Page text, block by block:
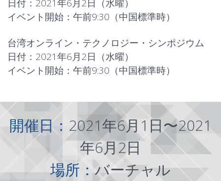
日付：2021年6月2日（水曜）
イベント開始：午前9:30（中国標準時）
台湾オンライン・テクノロジー・シンポジウム
日付：2021年6月2日（水曜）
イベント開始：午前9:30（中国標準時）
開催日： 2021年6月1日〜2021
年6月2日
場所：バーチャル